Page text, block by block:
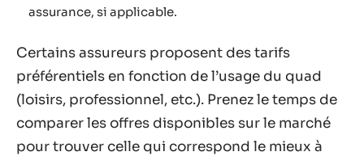
assurance, si applicable.
Certains assureurs proposent des tarifs
préférentiels en fonction de l’usage du quad
(loisirs, professionnel, etc.). Prenez le temps de
comparer les offres disponibles sur le marché
pour trouver celle qui correspond le mieux à